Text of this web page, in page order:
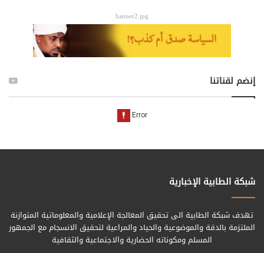
banner2.jpg
إنضم لقناتنا
شبكة الطابية الإخبارية
تهدف شبكة الطابية الى تحقيق المعالجة الإعلامية والمعلوماتية المتوازنة
الملتزمة بالدقة والموضوعية والحياد والمراعية لتحقيق الانسجام مع الجمهور
المسلم ومكوناته الحضارية والاجتماعية والثقافية